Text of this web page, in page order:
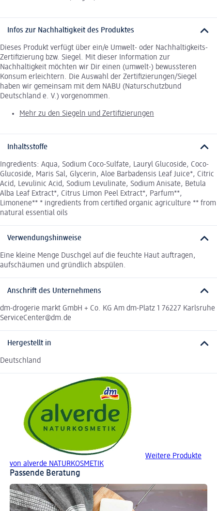
Infos zur Nachhaltigkeit des Produktes
Dieses Produkt verfügt über ein/e Umwelt- oder Nachhaltigkeits-
Zertifizierung bzw. Siegel. Mit dieser Information zur
Nachhaltigkeit möchten wir Dir einen (umwelt-) bewussteren
Konsum erleichtern. Die Auswahl der Zertifizierungen/Siegel
haben wir gemeinsam mit dem NABU (Naturschutzbund
Deutschland e. V.) vorgenommen.
Mehr zu den Siegeln und Zertifizierungen
Inhaltsstoffe
Ingredients: Aqua, Sodium Coco-Sulfate, Lauryl Glucoside, Coco-
Glucoside, Maris Sal, Glycerin, Aloe Barbadensis Leaf Juice*, Citric
Acid, Levulinic Acid, Sodium Levulinate, Sodium Anisate, Betula
Alba Leaf Extract*, Citrus Limon Peel Extract*, Parfum**,
Limonene** * ingredients from certified organic agriculture ** from
natural essential oils
Verwendungshinweise
Eine kleine Menge Duschgel auf die feuchte Haut auftragen,
aufschäumen und gründlich abspülen.
Anschrift des Unternehmens
dm-drogerie markt GmbH + Co. KG Am dm-Platz 1 76227 Karlsruhe
ServiceCenter@dm.de
Hergestellt in
Deutschland
Weitere Produkte
von alverde NATURKOSMETIK
Passende Beratung